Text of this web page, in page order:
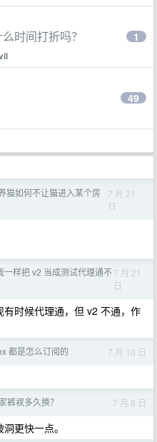
时间打折吗？ 1
49
猫如何不让猫进入某个房
7 月 21
日
一样把 v2 当成测试代理通不7 月 21
日
时候代理通，但 v2 不通，作
都是怎么订阅的 7 月 10 日
裤衩多久换？ 7 月 8 日
更快一点。